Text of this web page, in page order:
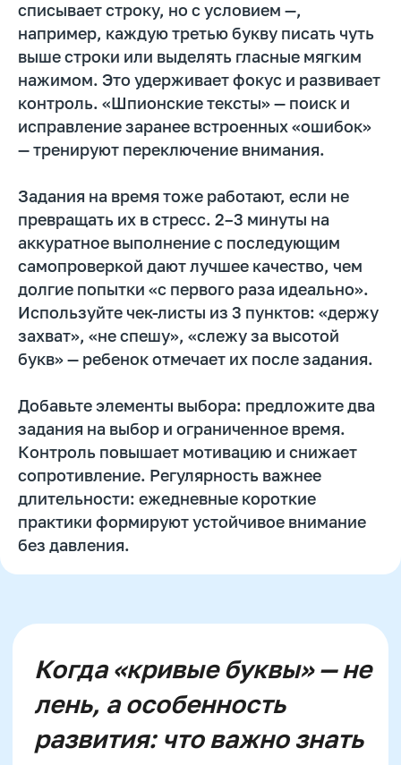
списывает строку, но с условием —,
например, каждую третью букву писать чуть
выше строки или выделять гласные мягким
нажимом. Это удерживает фокус и развивает
контроль. «Шпионские тексты» — поиск и
исправление заранее встроенных «ошибок»
— тренируют переключение внимания.
Задания на время тоже работают, если не
превращать их в стресс. 2–3 минуты на
аккуратное выполнение с последующим
самопроверкой дают лучшее качество, чем
долгие попытки «с первого раза идеально».
Используйте чек-листы из 3 пунктов: «держу
захват», «не спешу», «слежу за высотой
букв» — ребенок отмечает их после задания.
Добавьте элементы выбора: предложите два
задания на выбор и ограниченное время.
Контроль повышает мотивацию и снижает
сопротивление. Регулярность важнее
длительности: ежедневные короткие
практики формируют устойчивое внимание
без давления.
каллиграфии и скорописи
Тренер победителей российских и
международных олимпиад
Автор образовательных программ
пробный урок
Имя
Email
+7
Промокод:
Даю согласие на рассылку рекламно-